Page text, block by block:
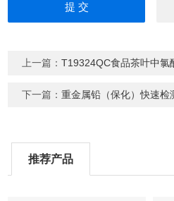
上一篇：T19324QC食品茶叶中氯酸
下一篇：重金属铅（保化）快速检
推荐产品